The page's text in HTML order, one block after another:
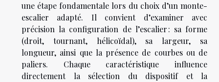
une étape fondamentale lors du choix d’un monte-
escalier adapté. Il convient d’examiner avec
précision la configuration de l’escalier : sa forme
(droit, tournant, hélicoïdal), sa largeur, sa
longueur, ainsi que la présence de courbes ou de
paliers. Chaque caractéristique influence
directement la sélection du dispositif et la